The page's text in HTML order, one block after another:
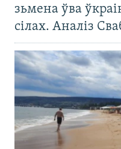
зьмена ўва
сілах. Аналіз